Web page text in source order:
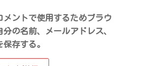
メントで使用するためブラウ
分の名前、メールアドレス、
存する。